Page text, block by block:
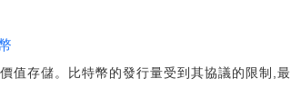
值存儲。比特幣的發行量受到其協議的限制,最